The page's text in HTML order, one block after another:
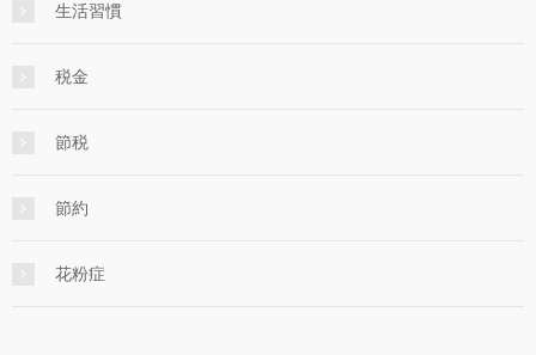
生活習慣
税金
節税
節約
花粉症